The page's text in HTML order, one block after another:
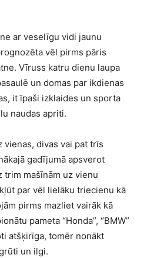
ar veselīgu vidi jaunu
vēl pirms pāris
Vīruss katru dienu laupa
un domas par ikdienas
it īpaši izklaides un sporta
naudas apriti.
vienas, divas vai pat trīs
gadījumā apsverot
trim mašīnām uz vienu
par vēl lielāku triecienu kā
pirms mazliet vairāk kā
pameta “Honda”, “BMW”
atšķirīga, tomēr nonākt
un ilgi.